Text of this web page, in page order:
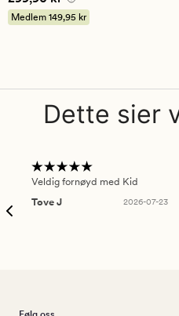
på
2
Medlem 149,95 kr
Dette sier
Veldig fornøyd med Kid
Tove J
2026-07-23